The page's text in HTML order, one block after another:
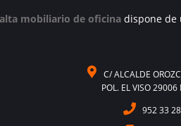
mobiliario de oficinadispone de
C/ ALCALDE
POL. EL VISO
952 33